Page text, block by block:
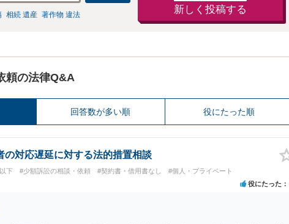
相続 遺産 著作物 違法 新しく投稿する
頼の法律Q&A
回答数が多い順 役にたった順
の対応遅延に対する法的措置相談
下 #少額訴訟の相談・依頼 #契約書・借用書なし #個人・プライベート
役にたった